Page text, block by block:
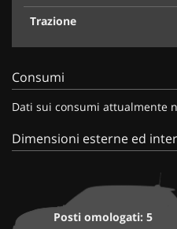
Trazione
Consumi
Dati sui consumi attualmente
Dimensioni esterne ed
Posti omologati: 5